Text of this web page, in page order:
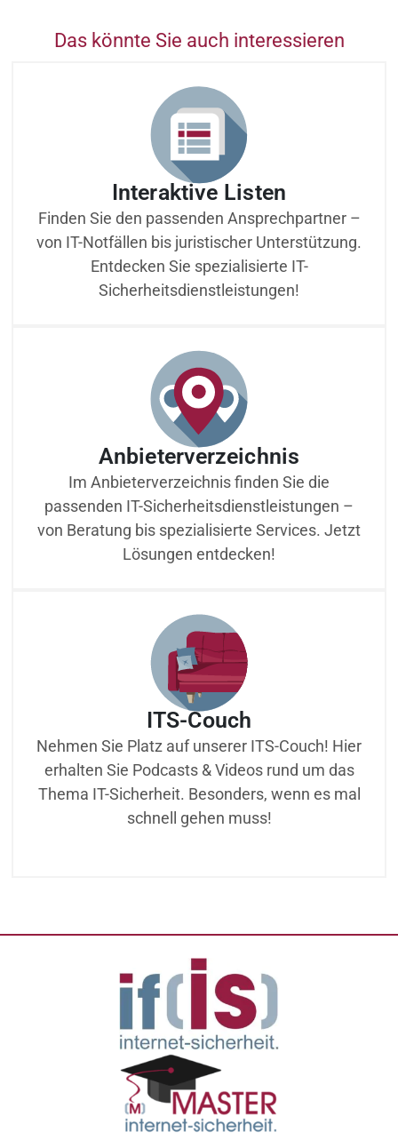
Das könnte Sie auch interessieren
Interaktive Listen
Finden Sie den passenden Ansprechpartner –
von IT-Notfällen bis juristischer Unterstützung.
Entdecken Sie spezialisierte IT-
Sicherheitsdienstleistungen!
Anbieterverzeichnis
Im Anbieterverzeichnis finden Sie die
passenden IT-Sicherheitsdienstleistungen –
von Beratung bis spezialisierte Services. Jetzt
Lösungen entdecken!
ITS-Couch
Nehmen Sie Platz auf unserer ITS-Couch! Hier
erhalten Sie Podcasts & Videos rund um das
Thema IT-Sicherheit. Besonders, wenn es mal
schnell gehen muss!